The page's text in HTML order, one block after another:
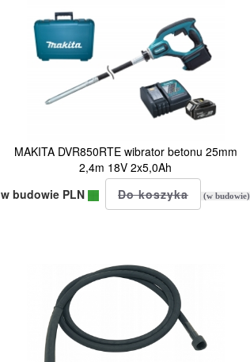
MAKITA DVR850RTE wibrator betonu 25mm
2,4m 18V 2x5,0Ah
w budowie PLN
(w budowie)